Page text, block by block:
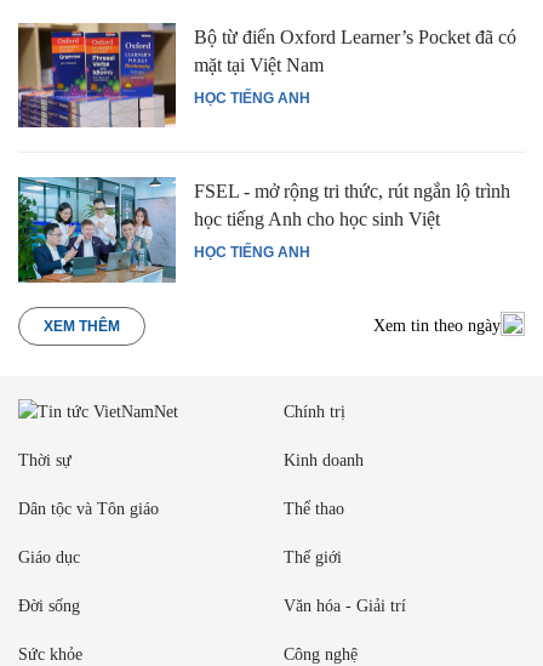
HỌC TIẾNG ANH
Bộ từ điển Oxford Learner’s Pocket đã có
mặt tại Việt Nam
HỌC TIẾNG ANH
FSEL - mở rộng tri thức, rút ngắn lộ trình
học tiếng Anh cho học sinh Việt
XEM THÊM Xem tin theo ngày
Chính trị
Thời sự Kinh doanh
Dân tộc và Tôn giáo Thể thao
Giáo dục Thế giới
Đời sống Văn hóa - Giải trí
Sức khỏe Công nghệ